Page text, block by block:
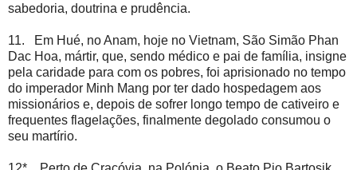
sabedoria, doutrina e prudência.
11. Em Hué, no Anam, hoje no Vietnam, São Simão Phan
Dac Hoa, mártir, que, sendo médico e pai de família, insigne
pela caridade para com os pobres, foi aprisionado no tempo
do imperador Minh Mang por ter dado hospedagem aos
missionários e, depois de sofrer longo tempo de cativeiro e
frequentes flagelações, finalmente degolado consumou o
seu martírio.